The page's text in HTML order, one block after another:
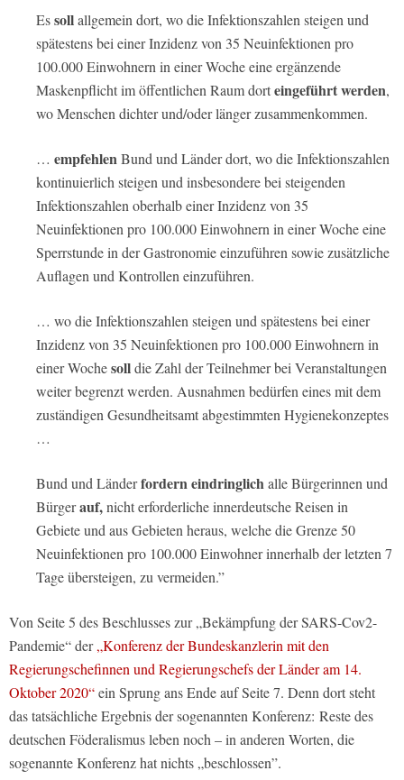
Essollallgemein dort, wo die Infektionszahlen steigen und
spätestens bei einer Inzidenz von 35 Neuinfektionen pro
100.000 Einwohnern in einer Woche eine ergänzende
Maskenpflicht im öffentlichen Raum dorteingeführt werden,
wo Menschen dichter und/oder länger zusammenkommen.
… empfehlenBund und Länder dort, wo die Infektionszahlen
kontinuierlich steigen und insbesondere bei steigenden
Infektionszahlen oberhalb einer Inzidenz von 35
Neuinfektionen pro 100.000 Einwohnern in einer Woche eine
Sperrstunde in der Gastronomie einzuführen sowie zusätzliche
Auflagen und Kontrollen einzuführen.
… wo die Infektionszahlen steigen und spätestens bei einer
Inzidenz von 35 Neuinfektionen pro 100.000 Einwohnern in
einer Wochesolldie Zahl der Teilnehmer bei Veranstaltungen
weiter begrenzt werden. Ausnahmen bedürfen eines mit dem
zuständigen Gesundheitsamt abgestimmten Hygienekonzeptes
…
Bund und Länderfordern eindringlichalle Bürgerinnen und
Bürgerauf,nicht erforderliche innerdeutsche Reisen in
Gebiete und aus Gebieten heraus, welche die Grenze 50
Neuinfektionen pro 100.000 Einwohner innerhalb der letzten 7
Tage übersteigen, zu vermeiden.”
Von Seite 5 des Beschlusses zur „Bekämpfung der SARS-Cov2-
Pandemie“ der„Konferenz der Bundeskanzlerin mit den
Regierungschefinnen und Regierungschefs der Länder am 14.
Oktober 2020“ein Sprung ans Ende auf Seite 7. Denn dort steht
das tatsächliche Ergebnis der sogenannten Konferenz: Reste des
deutschen Föderalismus leben noch – in anderen Worten, die
sogenannte Konferenz hat nichts „beschlossen”.